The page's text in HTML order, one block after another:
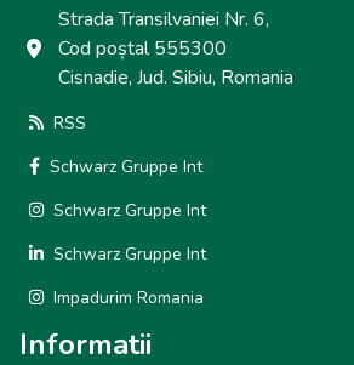
Strada Transilvaniei Nr. 6,
Cod poștal 555300
Cisnadie, Jud. Sibiu, Romania
RSS
Schwarz Gruppe Int
Schwarz Gruppe Int
Schwarz Gruppe Int
Impadurim Romania
Informatii